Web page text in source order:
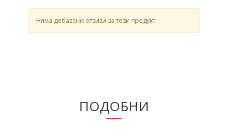
Няма добавени отзиви за този продукт.
ПОДОБНИ